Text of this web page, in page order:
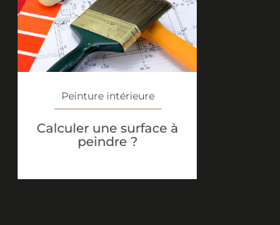
Peinture intérieure
Calculer une surface à
peindre ?